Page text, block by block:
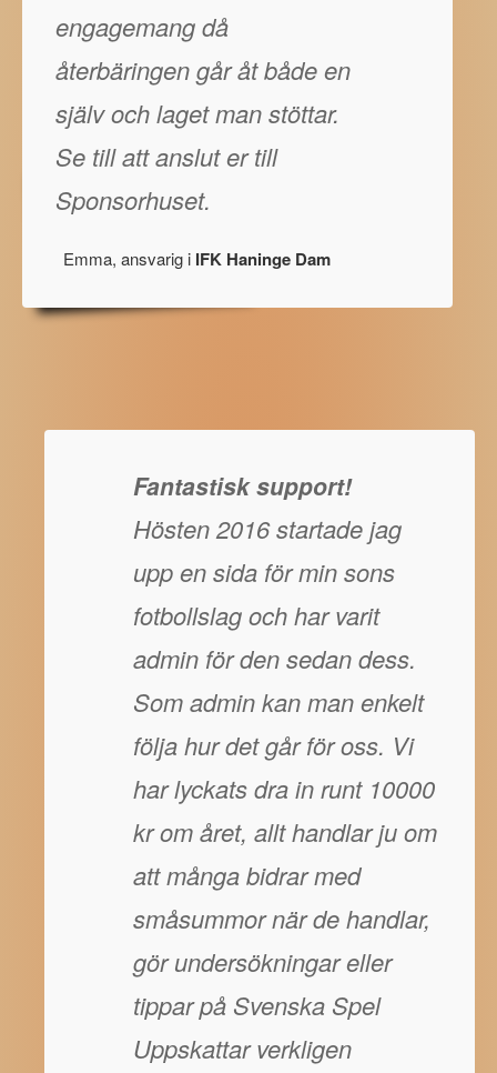
engagemang då
återbäringen går åt både en
själv och laget man stöttar.
Se till att anslut er till
Sponsorhuset.
Emma, ansvarig i IFK Haninge Dam
Fantastisk support!
Hösten 2016 startade jag
upp en sida för min sons
fotbollslag och har varit
admin för den sedan dess.
Som admin kan man enkelt
följa hur det går för oss. Vi
har lyckats dra in runt 10000
kr om året, allt handlar ju om
att många bidrar med
småsummor när de handlar,
gör undersökningar eller
tippar på Svenska Spel
Uppskattar verkligen